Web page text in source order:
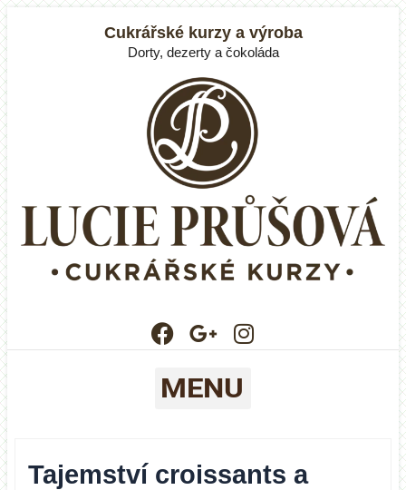
Cukrářské kurzy a výroba
Dorty, dezerty a čokoláda
MENU
Tajemství croissants a